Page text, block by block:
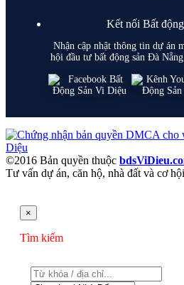
Kết nối Bất
Nhận cập nhật thông tin dự án
hội đầu tư bất động sản Đà
©2016 Bản quyền thuộc
Tư vấn dự án, căn hộ, nhà đất và cơ
×
Tìm kiếm